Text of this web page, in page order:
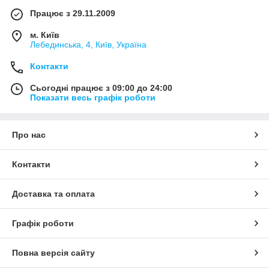
Працює з 29.11.2009
м. Київ
Лебединська, 4, Київ, Україна
Контакти
Сьогодні працює з 09:00 до 24:00
Показати весь графік роботи
Про нас
Контакти
Доставка та оплата
Графік роботи
Повна версія сайту